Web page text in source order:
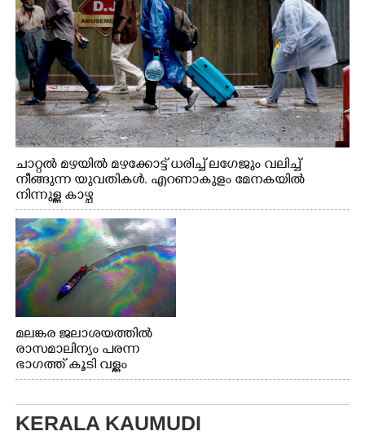
ചാറ്റൽ മഴയിൽ മഴക്കോട്ട് ധരിച്ച് ലഗേജും വലിച്ച്
നീങ്ങുന്ന യുവതികൾ. എറണാകുളം മേനകയിൽ
നിന്നുള്ള കാഴ്ച
മലങ്കര ജലാശയത്തിൽ
രാസമാലിന്യം പരന്ന
ഭാഗത്ത് കൂടി വള്ളം
തുഴഞ്ഞു പോകുന്ന
KERALA KAUMUDI